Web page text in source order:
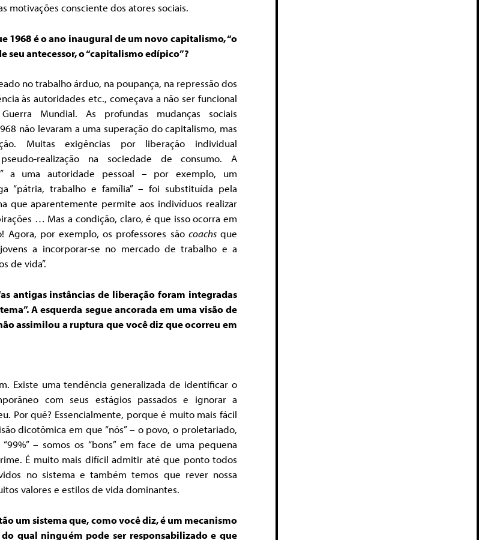
motivações consciente dos atores sociais.
1968 é o ano inaugural de um novo capitalismo, “o
seu antecessor, o “capitalismo edípico”?
no trabalho árduo, na poupança, na repressão dos
às autoridades etc., começava a não ser funcional
Mundial. As profundas mudanças sociais
não levaram a uma superação do capitalismo, mas
Muitas exigências por liberação individual
realização na sociedade de consumo. A
a uma autoridade pessoal – por exemplo, um
“pátria, trabalho e família” – foi substituída pela
que aparentemente permite aos indivíduos realizar
… Mas a condição, claro, é que isso ocorra em
Agora, por exemplo, os professores são coachsque
a incorporar-se no mercado de trabalho e a
de vida”.
antigas instâncias de liberação foram integradas
A esquerda segue ancorada em uma visão de
assimilou a ruptura que você diz que ocorreu em
Existe uma tendência generalizada de identificar o
com seus estágios passados ​​e ignorar a
Por quê? Essencialmente, porque é muito mais fácil
dicotômica em que “nós” – o povo, o proletariado,
– somos os “bons” em face de uma pequena
É muito mais difícil admitir até que ponto todos
no sistema e também temos que rever nossa
valores e estilos de vida dominantes.
um sistema que, como você diz, é um mecanismo
qual ninguém pode ser responsabilizado e que